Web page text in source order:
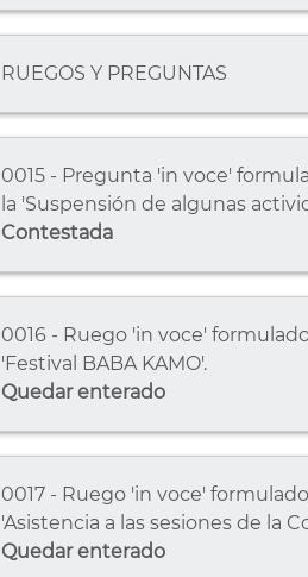
RUEGOS Y PREGUNTAS
0015 - Pregunta 'in voce'
la 'Suspensión de algunas
Contestada
0016 - Ruego 'in voce'
'Festival BABA KAMO'.
Quedar enterado
0017 - Ruego 'in voce'
'Asistencia a las sesiones de la
Quedar enterado